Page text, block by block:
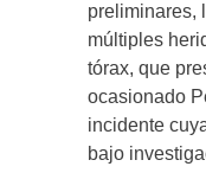
preliminares,
múltiples
tórax, que
ocasionado
incidente
bajo